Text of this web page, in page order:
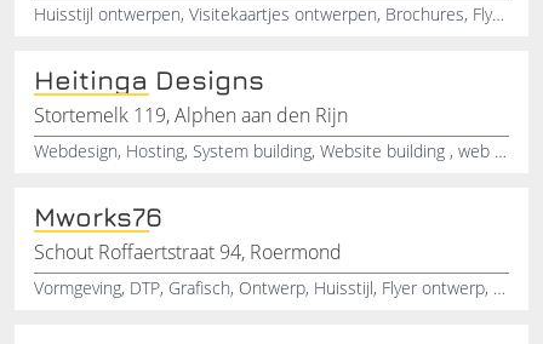
Huisstijl ontwerpen, Visitekaartjes ontwerpen, Brochures, Flyers ontwerpen, Grafisch ontwerp, Huisstijl design, Logo ontwerp, Logo laten maken, Website laten maken, Briefpapier ontwerp
Heitinga Designs
Stortemelk 119, Alphen aan den Rijn
Webdesign, Hosting, System building, Website building , web development, Computer, PC builder, IT Service
Mworks76
Schout Roffaertstraat 94, Roermond
Vormgeving, DTP, Grafisch, Ontwerp, Huisstijl, Flyer ontwerp, Logo ontwerp